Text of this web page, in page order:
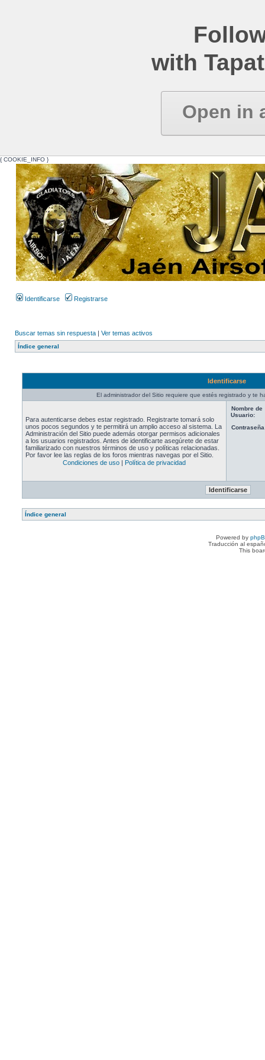
with
Open in
{ COOKIE_INFO }
Identificarse Registrarse
Buscar temas sin respuesta | Ver temas activos
Índice general
Identificarse
El administrador del Sitio requiere que estés registrado y te
Para autenticarse debes estar registrado. Registrarte tomará solo
unos pocos segundos y te permitirá un amplio acceso al sistema. La
Administración del Sitio puede además otorgar permisos adicionales
a los usuarios registrados. Antes de identificarte asegúrete de estar
familiarizado con nuestros términos de uso y políticas relacionadas.
Por favor lee las reglas de los foros mientras navegas por el Sitio.
Condiciones de uso | Política de privacidad
Nombre de
Usuario:
Índice general
Powered by
Traducción al
This